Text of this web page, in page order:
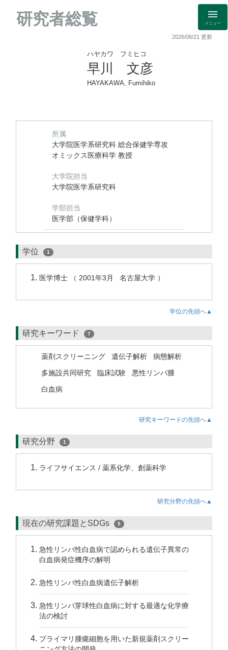
研究者総覧 メニュー
2026/06/21 更新
ハヤカワ フミヒコ
早川 文彦
HAYAKAWA, Fumihiko
所属
大学院医学系研究科 総合保健学専攻
オミックス医療科学 教授
大学院担当
大学院医学系研究科
学部担当
医学部（保健学科）
学位 1
医学博士 （ 2001年3月 名古屋大学 ）
学位の先頭へ▲
研究キーワード 7
薬剤スクリーニング 遺伝子解析
病態解析
多施設共同研究
臨床試験
悪性リンパ腫
白血病
研究キーワードの先頭へ▲
研究分野 1
ライフサイエンス / 薬系化学、創薬科学
研究分野の先頭へ▲
現在の研究課題とSDGs 5
急性リンパ性白血病で認められる遺伝子異常の
白血病発症機序の解明
急性リンパ性白血病遺伝子解析
急性リンパ芽球性白血病に対する最適な化学療
法の検討
プライマリ腫瘍細胞を用いた新規薬剤スクリー